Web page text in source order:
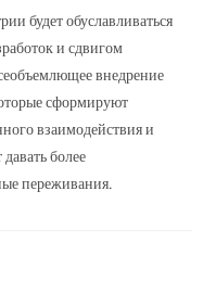
будет обуславливаться
и сдвигом
внедрение
сформируют
взаимодействия и
более
переживания.